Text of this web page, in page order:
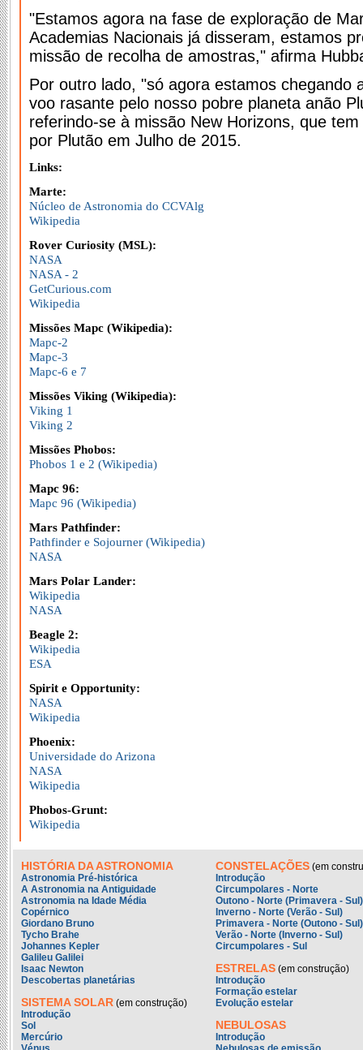
"Estamos agora na fase de exploração de
Academias Nacionais já disseram, estamos
missão de recolha de amostras," afirma
Por outro lado, "só agora estamos chegando
voo rasante pelo nosso pobre planeta anão
referindo-se à missão New Horizons, que
por Plutão em Julho de 2015.
Links:
Marte:
Núcleo de Astronomia do CCVAlg
Wikipedia
Rover Curiosity (MSL):
NASA
NASA - 2
GetCurious.com
Wikipedia
Missões Mapc (Wikipedia):
Mapc-2
Mapc-3
Mapc-6 e 7
Missões Viking (Wikipedia):
Viking 1
Viking 2
Missões Phobos:
Phobos 1 e 2 (Wikipedia)
Mapc 96:
Mapc 96 (Wikipedia)
Mars Pathfinder:
Pathfinder e Sojourner (Wikipedia)
NASA
Mars Polar Lander:
Wikipedia
NASA
Beagle 2:
Wikipedia
ESA
Spirit e Opportunity:
NASA
Wikipedia
Phoenix:
Universidade do Arizona
NASA
Wikipedia
Phobos-Grunt:
Wikipedia